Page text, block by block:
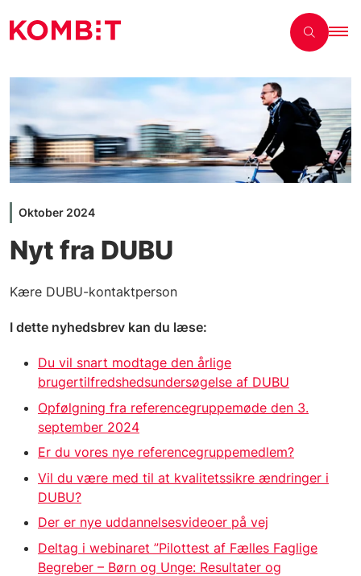
Oktober 2024
Nyt fra DUBU
Kære DUBU-kontaktperson
I dette nyhedsbrev kan du læse:
Du vil snart modtage den årlige
brugertilfredshedsundersøgelse af DUBU
Opfølgning fra referencegruppemøde den 3.
september 2024
Er du vores nye referencegruppemedlem?
Vil du være med til at kvalitetssikre ændringer i
DUBU?
Der er nye uddannelsesvideoer på vej
Deltag i webinaret ”Pilottest af Fælles Faglige
Begreber – Børn og Unge: Resultater og